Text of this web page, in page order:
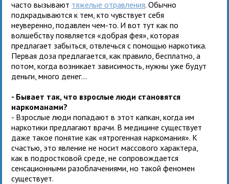
часто вызывают тяжелые отравления. Обычно
подкрадываются к тем, кто чувствует себя
неуверенно, подавлен чем-то. И вот тут как по
волшебству появляется «добрая фея», которая
предлагает забыться, отвлечься с помощью наркотика.
Первая доза предлагается, как правило, бесплатно, а
потом, когда возникает зависимость, нужны уже будут
деньги, много денег…
- Бывает так, что взрослые люди становятся
наркоманами?
- Взрослые люди попадают в этот капкан, когда им
наркотики предлагают врачи. В медицине существует
даже такое понятие как «ятрогенная наркомания». К
счастью, это явление не носит массового характера,
как в подростковой среде, не сопровождается
сенсационными разоблачениями, но такой феномен
существует.